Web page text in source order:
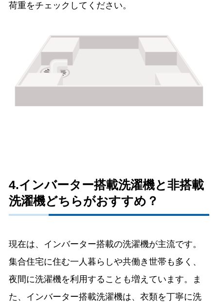
荷重をチェックしてください。
4.インバーター搭載洗濯機と非搭載
洗濯機どちらがおすすめ？
現在は、インバーター搭載の洗濯機が主流です。
集合住宅に住む一人暮らしや共働き世帯も多く、
夜間に洗濯機を利用することも増えています。ま
た、インバーター搭載洗濯機は、衣類を丁寧に洗